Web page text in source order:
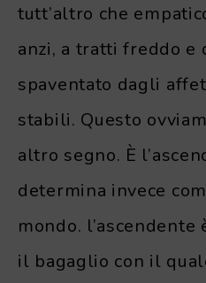
tutt’altro che
anzi, a tratti freddo e
spaventato dagli
stabili. Questo
altro segno. È
determina invece
mondo.
il bagaglio con il